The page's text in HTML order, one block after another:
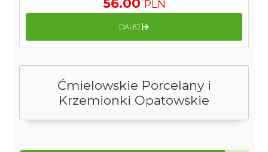
Ćmielowskie Porcelany i
Krzemionki Opatowskie
PLN
DALEJ